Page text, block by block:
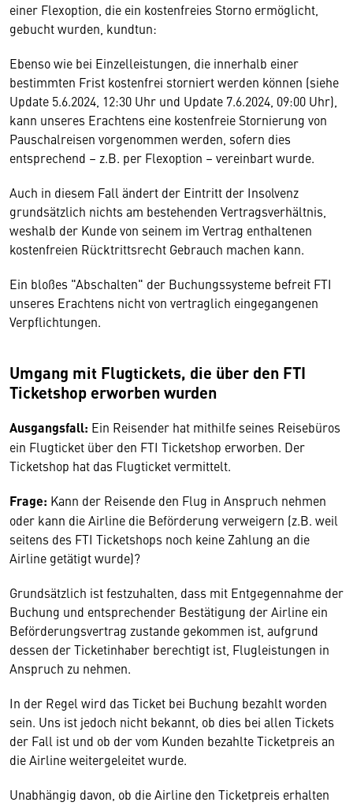
einer Flexoption, die ein kostenfreies Storno ermöglicht,
gebucht wurden, kundtun:
Ebenso wie bei Einzelleistungen, die innerhalb einer
bestimmten Frist kostenfrei storniert werden können (siehe
Update 5.6.2024, 12:30 Uhr und Update 7.6.2024, 09:00 Uhr),
kann unseres Erachtens eine kostenfreie Stornierung von
Pauschalreisen vorgenommen werden, sofern dies
entsprechend – z.B. per Flexoption – vereinbart wurde.
Auch in diesem Fall ändert der Eintritt der Insolvenz
grundsätzlich nichts am bestehenden Vertragsverhältnis,
weshalb der Kunde von seinem im Vertrag enthaltenen
kostenfreien Rücktrittsrecht Gebrauch machen kann.
Ein bloßes "Abschalten" der Buchungssysteme befreit FTI
unseres Erachtens nicht von vertraglich eingegangenen
Verpflichtungen.
Umgang mit Flugtickets, die über den FTI
Ticketshop erworben wurden
Ausgangsfall: Ein Reisender hat mithilfe seines Reisebüros
ein Flugticket über den FTI Ticketshop erworben. Der
Ticketshop hat das Flugticket vermittelt.
Frage: Kann der Reisende den Flug in Anspruch nehmen
oder kann die Airline die Beförderung verweigern (z.B. weil
seitens des FTI Ticketshops noch keine Zahlung an die
Airline getätigt wurde)?
Grundsätzlich ist festzuhalten, dass mit Entgegennahme der
Buchung und entsprechender Bestätigung der Airline ein
Beförderungsvertrag zustande gekommen ist, aufgrund
dessen der Ticketinhaber berechtigt ist, Flugleistungen in
Anspruch zu nehmen.
In der Regel wird das Ticket bei Buchung bezahlt worden
sein. Uns ist jedoch nicht bekannt, ob dies bei allen Tickets
der Fall ist und ob der vom Kunden bezahlte Ticketpreis an
die Airline weitergeleitet wurde.
Unabhängig davon, ob die Airline den Ticketpreis erhalten